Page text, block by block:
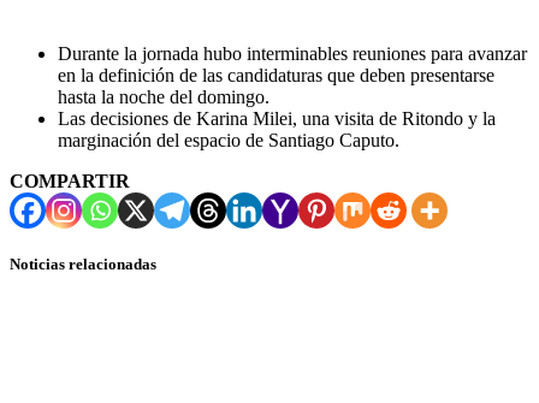
Durante la jornada hubo interminables reuniones para avanzar
en la definición de las candidaturas que deben presentarse
hasta la noche del domingo.
Las decisiones de Karina Milei, una visita de Ritondo y la
marginación del espacio de Santiago Caputo.
COMPARTIR
Noticias relacionadas